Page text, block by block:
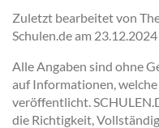
Zuletzt bearbeitet von
Schulen.de am 23.12.2024
Alle Angaben sind ohne
auf Informationen,
veröffentlicht.
die Richtigkeit,